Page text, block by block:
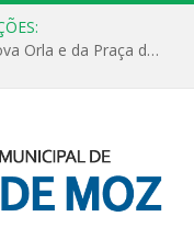
Últimos detalhes para a entrega da nova Orla e da Praça do Praião